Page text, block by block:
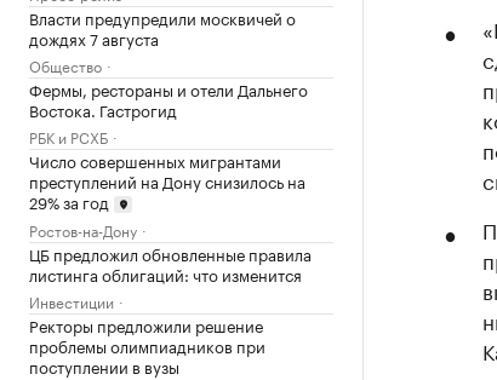
Власти предупредили москвичей о
дождях 7 августа
Общество
Фермы, рестораны и отели Дальнего
Востока. Гастрогид
РБК и РСХБ
Число совершенных мигрантами
преступлений на Дону снизилось на
29% за год
Ростов-на-Дону
ЦБ предложил обновленные правила
листинга облигаций: что изменится
Инвестиции
Ректоры предложили решение
проблемы олимпиадников при
поступлении в вузы